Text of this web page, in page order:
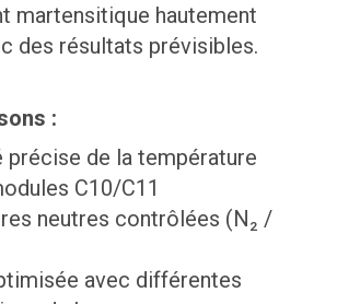
martensitique hautement
des résultats prévisibles.
:
précise de la température
C10/C11
neutres contrôlées (N₂ /
avec différentes